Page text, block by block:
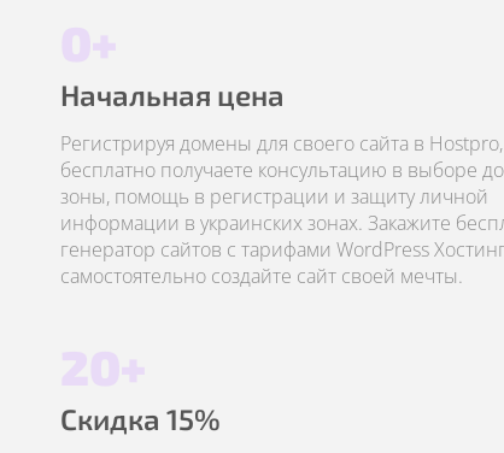
0+
Начальная цена
Регистрируя домены для своего сайта в
бесплатно получаете консультацию в выборе
зоны, помощь в регистрации и защиту личной
информации в украинских зонах. Закажите
генератор сайтов с тарифами WordPress
самостоятельно создайте сайт своей мечты.
20+
Скидка 15%